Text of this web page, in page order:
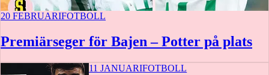
20 FEBRUARIFOTBOLL
Premiärseger för Bajen – Potter på plats
11 JANUARIFOTBOLL